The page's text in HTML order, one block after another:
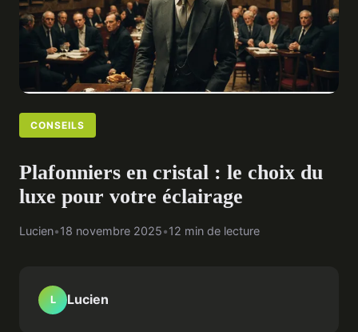
CONSEILS
Plafonniers en cristal : le choix du
luxe pour votre éclairage
Lucien•18 novembre 2025•12 min de lecture
L Lucien